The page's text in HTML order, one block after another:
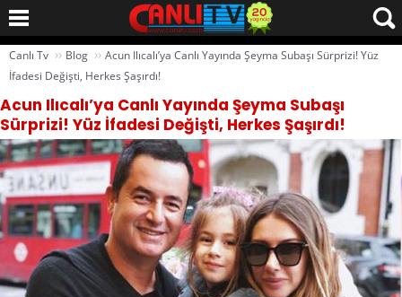
Canlı Tv ›› Blog ›› Acun Ilıcalı’ya Canlı Yayında Şeyma Subaşı Sürprizi! Yüz
İfadesi Değişti, Herkes Şaşırdı!
Acun Ilıcalı’ya Canlı Yayında Şeyma Subaşı
Sürprizi! Yüz İfadesi Değişti, Herkes Şaşırdı!